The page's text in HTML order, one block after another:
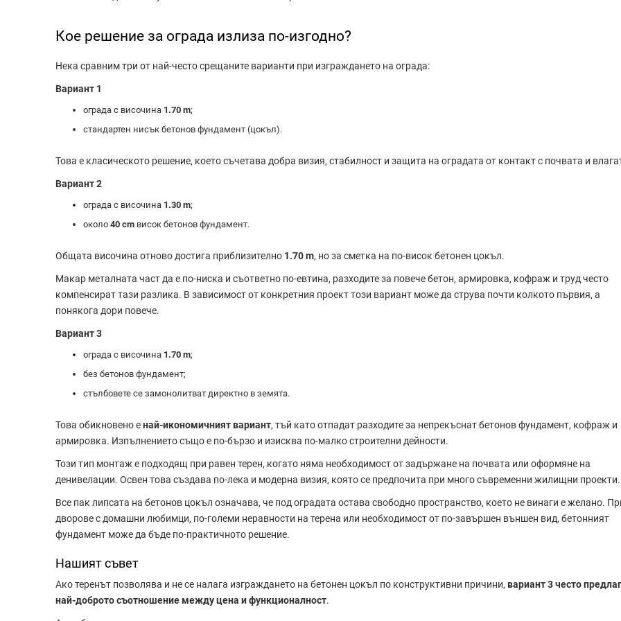
Кое решение за ограда излиза по-изгодно?
Нека сравним три от най-често срещаните варианти при изграждането на ограда:
Вариант 1
ограда с височина 1.70 m;
стандартен нисък бетонов фундамент (цокъл).
Това е класическото решение, което съчетава добра визия, стабилност и защита на оградата от контакт с почвата и
Вариант 2
ограда с височина 1.30 m;
около 40 cm висок бетонов фундамент.
Общата височина отново достига приблизително 1.70 m, но за сметка на по-висок бетонен цокъл.
Макар металната част да е по-ниска и съответно по-евтина, разходите за повече бетон, армировка, кофраж и труд често
компенсират тази разлика. В зависимост от конкретния проект този вариант може да струва почти колкото първия, а
понякога дори повече.
Вариант 3
ограда с височина 1.70 m;
без бетонов фундамент;
стълбовете се замонолитват директно в земята.
Това обикновено енай-икономичният вариант, тъй като отпадат разходите за непрекъснат бетонов фундамент, кофраж и
армировка. Изпълнението също е по-бързо и изисква по-малко строителни дейности.
Този тип монтаж е подходящ при равен терен, когато няма необходимост от задържане на почвата или оформяне на
денивелации. Освен това създава по-лека и модерна визия, която се предпочита при много съвременни жилищни проекти.
Все пак липсата на бетонов цокъл означава, че под оградата остава свободно пространство, което не винаги е желано.
дворове с домашни любимци, по-големи неравности на терена или необходимост от по-завършен външен вид, бетонният
фундамент може да бъде по-практичното решение.
Нашият съвет
Ако теренът позволява и не се налага изграждането на бетонен цокъл по конструктивни причини, вариант 3 често
най-доброто съотношение между цена и функционалност.